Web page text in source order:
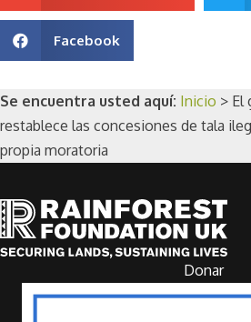
Facebook
Se encuentra usted aquí: Inicio > El
restablece las concesiones de tala
propia moratoria
Donar